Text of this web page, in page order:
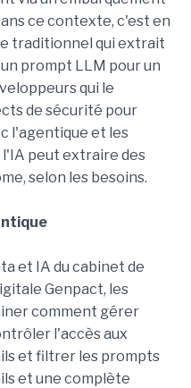
ce contexte, c'est en
traditionnel qui extrait
prompt LLM pour un
qui le
de sécurité pour
l'agentique et les
l'IA peut extraire des
selon les besoins.
et IA du cabinet de
Genpact, les
comment gérer
l'accès aux
et filtrer les prompts
et une complète